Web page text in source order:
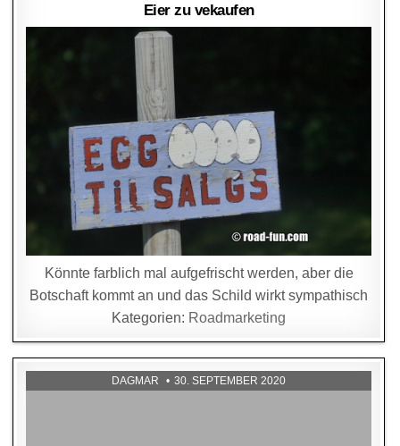
Eier zu vekaufen
Könnte farblich mal aufgefrischt werden, aber die
Botschaft kommt an und das Schild wirkt sympathisch
Kategorien: Roadmarketing
DAGMAR 30. SEPTEMBER 2020